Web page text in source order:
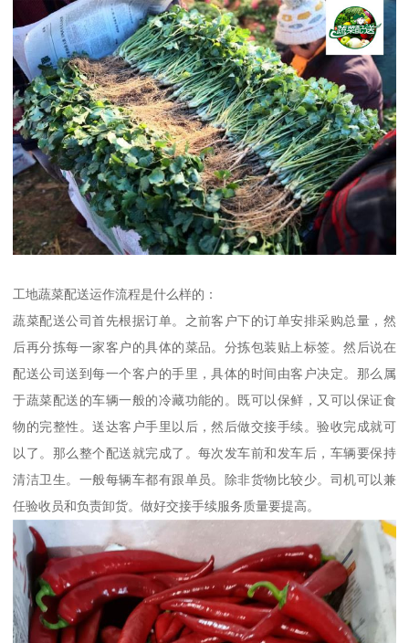
工地蔬菜配送运作流程是什么样的：
蔬菜配送公司首先根据订单。之前客户下的订单安排采购总量，然
后再分拣每一家客户的具体的菜品。分拣包装贴上标签。然后说在
配送公司送到每一个客户的手里，具体的时间由客户决定。那么属
于蔬菜配送的车辆一般的冷藏功能的。既可以保鲜，又可以保证食
物的完整性。送达客户手里以后，然后做交接手续。验收完成就可
以了。那么整个配送就完成了。每次发车前和发车后，车辆要保持
清洁卫生。一般每辆车都有跟单员。除非货物比较少。司机可以兼
任验收员和负责卸货。做好交接手续服务质量要提高。